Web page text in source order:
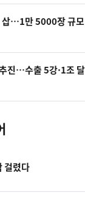
삽…1만 5000장 규모
진…수출 5강·1조
걸렸다